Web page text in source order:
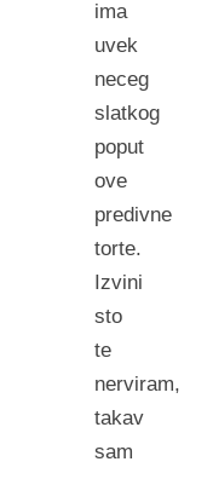
ima
uvek
neceg
slatkog
poput
ove
predivne
torte.
Izvini
sto
te
nerviram,
takav
sam